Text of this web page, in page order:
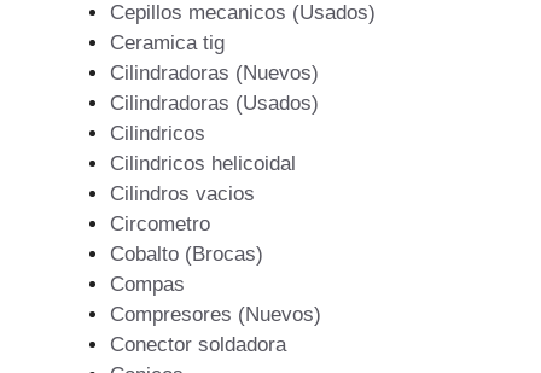
Cepillos mecanicos (Usados)
Ceramica tig
Cilindradoras (Nuevos)
Cilindradoras (Usados)
Cilindricos
Cilindricos helicoidal
Cilindros vacios
Circometro
Cobalto (Brocas)
Compas
Compresores (Nuevos)
Conector soldadora